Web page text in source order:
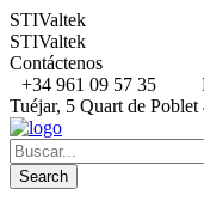
STIValtek
STIValtek
Contáctenos
+34 961 09 57 35
Tuéjar, 5 Quart de Poblet